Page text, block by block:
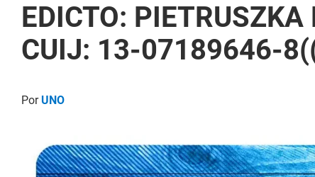
EDICTO:
CUIJ: 13-07189646-
PorUNO